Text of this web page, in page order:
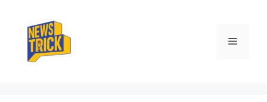
content
Menu